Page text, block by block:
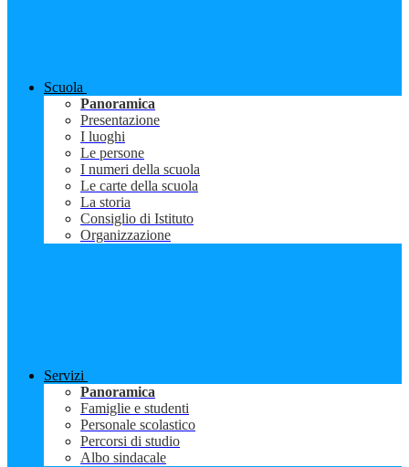
Scuola
Panoramica
Presentazione
I luoghi
Le persone
I numeri della scuola
Le carte della scuola
La storia
Consiglio di Istituto
Organizzazione
Servizi
Panoramica
Famiglie e studenti
Personale scolastico
Percorsi di studio
Albo sindacale